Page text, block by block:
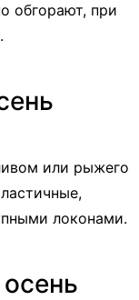
обгорают, при
или рыжего
локонами.